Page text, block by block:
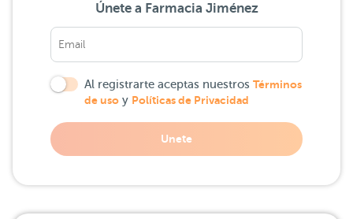
Únete a Farmacia Jiménez
Al registrarte aceptas nuestros Términos
de uso y Políticas de Privacidad
Unete